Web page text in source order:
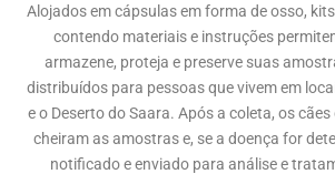
Alojados em cápsulas em forma de osso,
contendo materiais e instruções
armazene, proteja e preserve suas
distribuídos para pessoas que vivem em
e o Deserto do Saara. Após a coleta, os
cheiram as amostras e, se a doença for
notificado e enviado para análise e